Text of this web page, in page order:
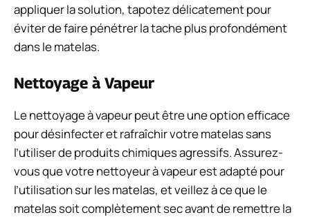
appliquer la solution, tapotez délicatement pour
éviter de faire pénétrer la tache plus profondément
dans le matelas.
Nettoyage à Vapeur
Le nettoyage à vapeur peut être une option efficace
pour désinfecter et rafraîchir votre matelas sans
l’utiliser de produits chimiques agressifs. Assurez-
vous que votre nettoyeur à vapeur est adapté pour
l’utilisation sur les matelas, et veillez à ce que le
matelas soit complètement sec avant de remettre la